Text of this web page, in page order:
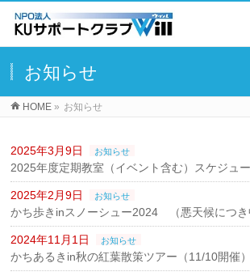
お知らせ
HOME » お知らせ
2025年3月9日 お知らせ
2025年度定期教室（イベント含む）スケジュ
2025年2月9日 お知らせ
かち歩きinスノーシュー2024 （悪天候につき
2024年11月1日 お知らせ
かちあるきin秋の紅葉散策ツアー（11/10開催